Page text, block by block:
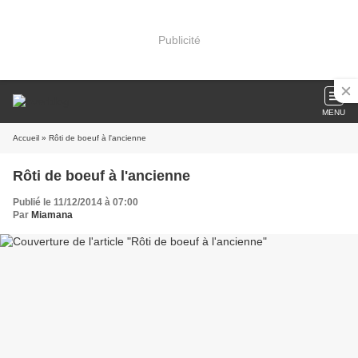
Publicité
MENU
Accueil » Rôti de boeuf à l'ancienne
Rôti de boeuf à l'ancienne
Publié le 11/12/2014 à 07:00
Par Miamana